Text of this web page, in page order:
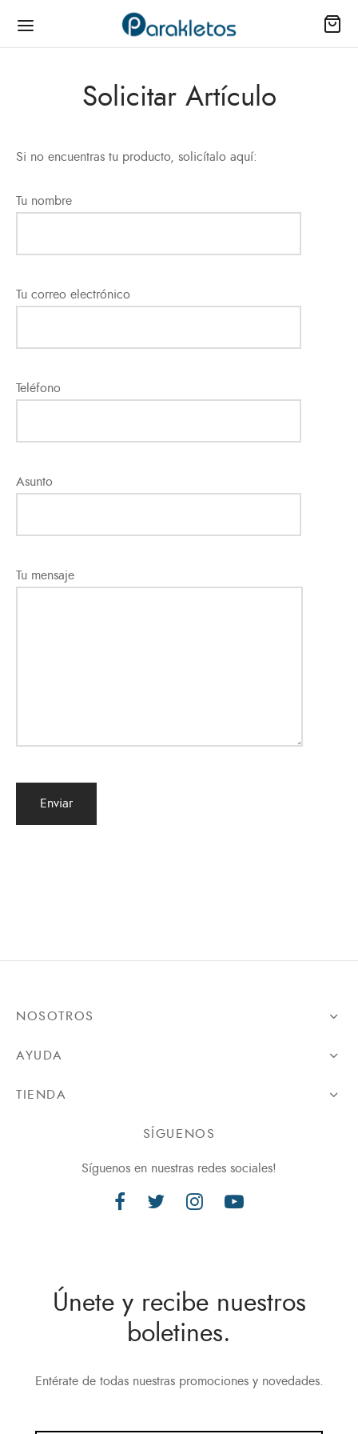
Solicitar Artículo
Si no encuentras tu producto, solicítalo aquí:
Tu nombre
Tu correo electrónico
Teléfono
Asunto
Tu mensaje
NOSOTROS
AYUDA
TIENDA
SÍGUENOS
Síguenos en nuestras redes sociales!
Únete y recibe nuestros
boletines.
Entérate de todas nuestras promociones y novedades.